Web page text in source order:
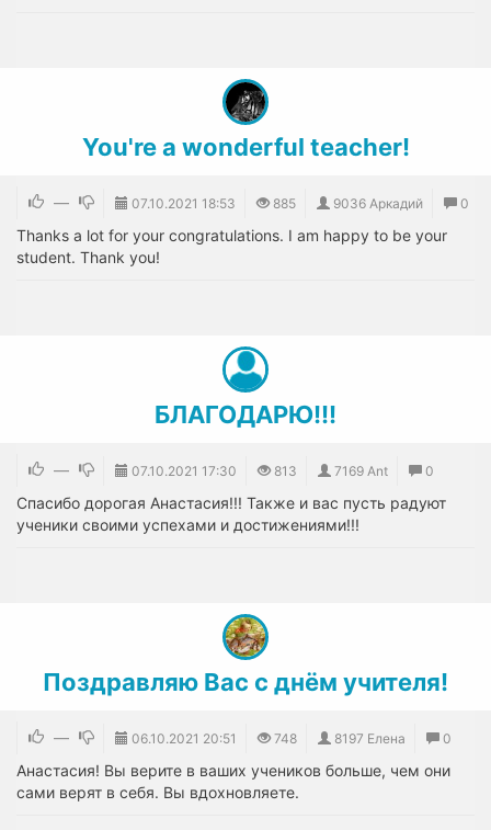
You're a wonderful teacher!
— 07.10.2021 18:53 885 9036 Аркадий 0
Thanks a lot for your congratulations. I am happy to be your
student. Thank you!
БЛАГОДАРЮ!!!
— 07.10.2021 17:30 813 7169 Ant 0
Спасибо дорогая Анастасия!!! Также и вас пусть радуют
ученики своими успехами и достижениями!!!
Поздравляю Вас с днём учителя!
— 06.10.2021 20:51 748 8197 Елена 0
Анастасия! Вы верите в ваших учеников больше, чем они
сами верят в себя. Вы вдохновляете.